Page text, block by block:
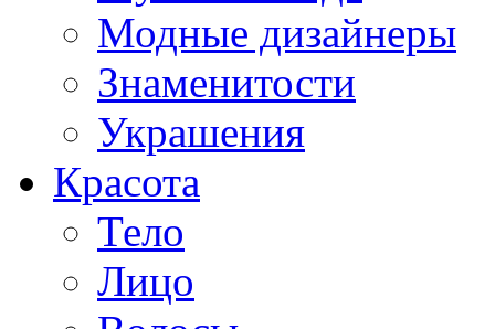
Модные дизайнеры
Знаменитости
Украшения
Красота
Тело
Лицо